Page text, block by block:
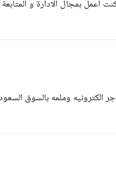
اعمل بمجال الادارة و
الكترونيه وملمه بالسوق